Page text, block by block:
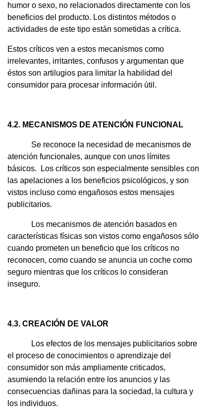
humor o sexo, no relacionados directamente con los
beneficios del producto. Los distintos métodos o
actividades de este tipo están sometidas a crítica.
Estos críticos ven a estos mecanismos como
irrelevantes, irritantes, confusos y argumentan que
éstos son artilugios para limitar la habilidad del
consumidor para procesar información útil.
4.2. MECANISMOS DE ATENCIÓN FUNCIONAL
Se reconoce la necesidad de mecanismos de
atención funcionales, aunque con unos límites
básicos. Los críticos son especialmente sensibles con
las apelaciones a los beneficios psicológicos, y son
vistos incluso como engañosos estos mensajes
publicitarios.
Los mecanismos de atención basados en
características físicas son vistos como engañosos sólo
cuando prometen un beneficio que los críticos no
reconocen, como cuando se anuncia un coche como
seguro mientras que los críticos lo consideran
inseguro.
4.3. CREACIÓN DE VALOR
Los efectos de los mensajes publicitarios sobre
el proceso de conocimientos o aprendizaje del
consumidor son más ampliamente criticados,
asumiendo la relación entre los anuncios y las
consecuencias dañinas para la sociedad, la cultura y
los individuos.